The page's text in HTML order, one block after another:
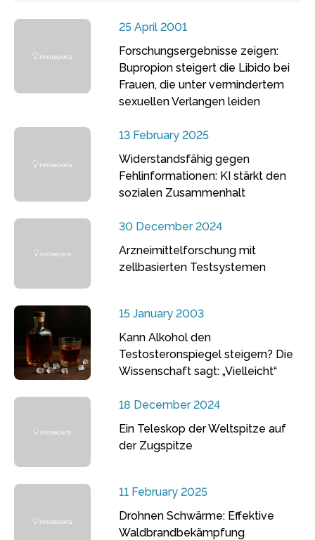
25 April 2001
Forschungsergebnisse zeigen:
Bupropion steigert die Libido bei
Frauen, die unter vermindertem
sexuellen Verlangen leiden
13 February 2025
Widerstandsfähig gegen
Fehlinformationen: KI stärkt den
sozialen Zusammenhalt
30 December 2024
Arzneimittelforschung mit
zellbasierten Testsystemen
15 January 2003
Kann Alkohol den
Testosteronspiegel steigern? Die
Wissenschaft sagt: „Vielleicht“
18 December 2024
Ein Teleskop der Weltspitze auf
der Zugspitze
11 February 2025
Drohnen Schwärme: Effektive
Waldbrandbekämpfung